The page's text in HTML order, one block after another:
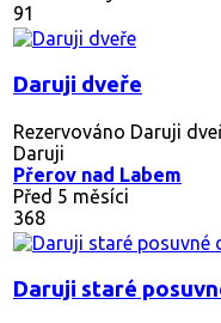
91
Daruji dveře
Rezervováno Daruji
Daruji
Přerov nad Labem
Před 5 měsíci
368
Daruji staré